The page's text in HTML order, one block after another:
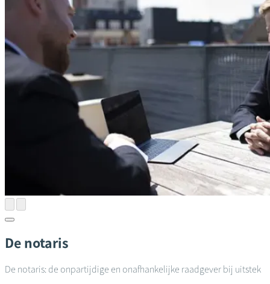
De notaris
De notaris: de onpartijdige en onafhankelijke raadgever bij uitstek